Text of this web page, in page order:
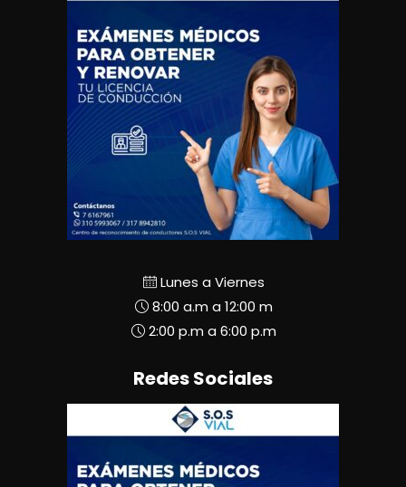
Lunes a Viernes
8:00 a.m a 12:00 m
2:00 p.m a 6:00 p.m
Redes Sociales